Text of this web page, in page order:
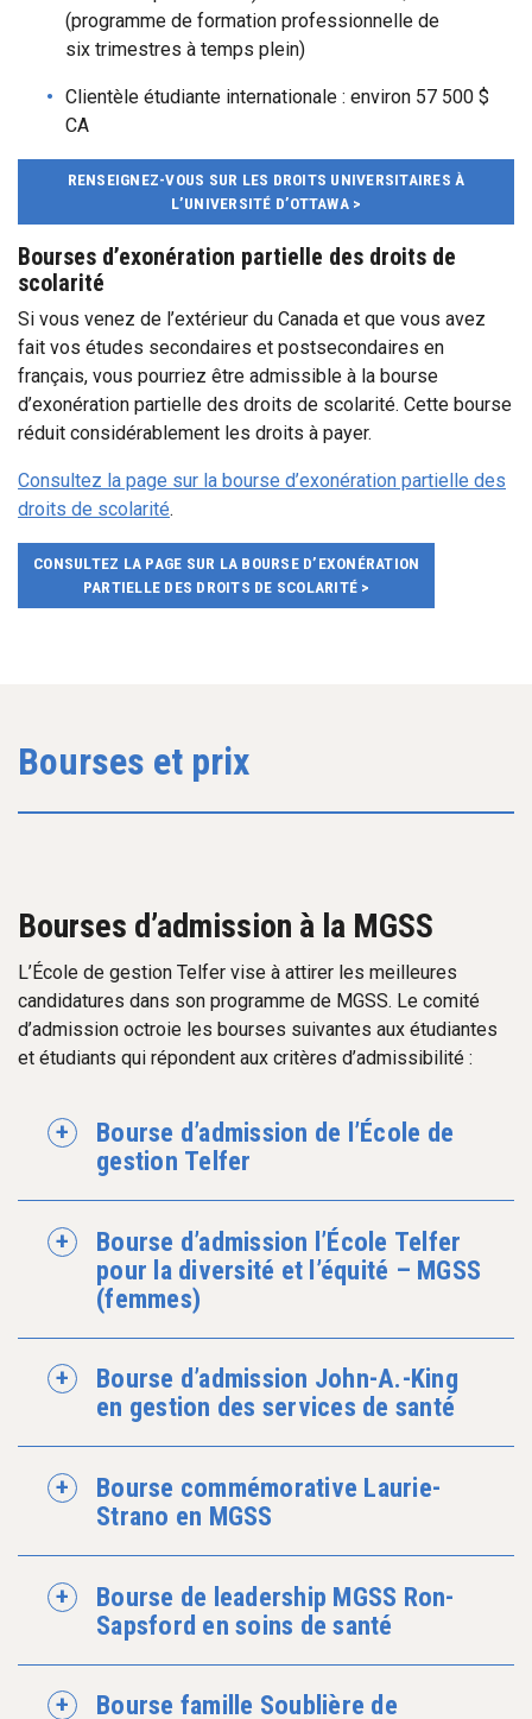
(programme de formation professionnelle de
six trimestres à temps plein)
Clientèle étudiante internationale : environ 57 500 $
CA
RENSEIGNEZ-VOUS SUR LES DROITS UNIVERSITAIRES À
L’UNIVERSITÉ D’OTTAWA >
Bourses d’exonération partielle des droits de
scolarité
Si vous venez de l’extérieur du Canada et que vous avez
fait vos études secondaires et postsecondaires en
français, vous pourriez être admissible à la bourse
d’exonération partielle des droits de scolarité. Cette bourse
réduit considérablement les droits à payer.
Consultez la page sur la bourse d’exonération partielle des
droits de scolarité.
CONSULTEZ LA PAGE SUR LA BOURSE D’EXONÉRATION
PARTIELLE DES DROITS DE SCOLARITÉ >
Bourses et prix
Bourses d’admission à la MGSS
L’École de gestion Telfer vise à attirer les meilleures
candidatures dans son programme de MGSS. Le comité
d’admission octroie les bourses suivantes aux étudiantes
et étudiants qui répondent aux critères d’admissibilité :
Bourse d’admission de l’École de
gestion Telfer
Bourse d’admission l’École Telfer
pour la diversité et l’équité – MGSS
(femmes)
Bourse d’admission John-A.-King
en gestion des services de santé
Bourse commémorative Laurie-
Strano en MGSS
Bourse de leadership MGSS Ron-
Sapsford en soins de santé
Bourse famille Soublière de